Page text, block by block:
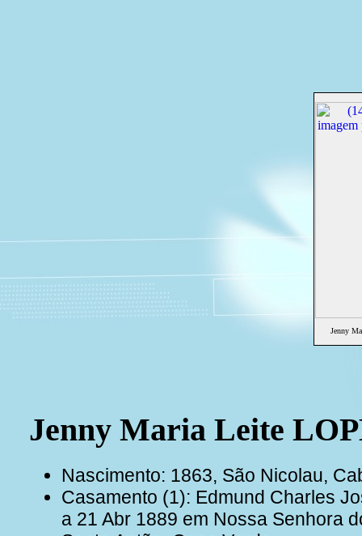
Jenny
Jenny Maria Leite
Nascimento: 1863, São Nicolau,
Casamento (1): Edmund Charles
a 21 Abr 1889 em Nossa Senhora